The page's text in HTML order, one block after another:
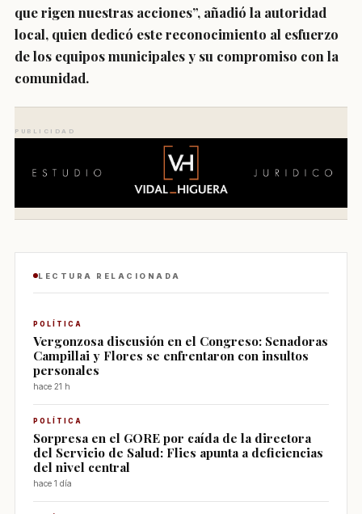
que rigen nuestras acciones”, añadió la autoridad
local, quien dedicó este reconocimiento al esfuerzo
de los equipos municipales y su compromiso con la
comunidad.
PUBLICIDAD
LECTURA RELACIONADA
POLÍTICA
Vergonzosa discusión en el Congreso: Senadoras
Campillai y Flores se enfrentaron con insultos
personales
hace 21 h
POLÍTICA
Sorpresa en el GORE por caída de la directora
del Servicio de Salud: Flies apunta a deficiencias
del nivel central
hace 1 día